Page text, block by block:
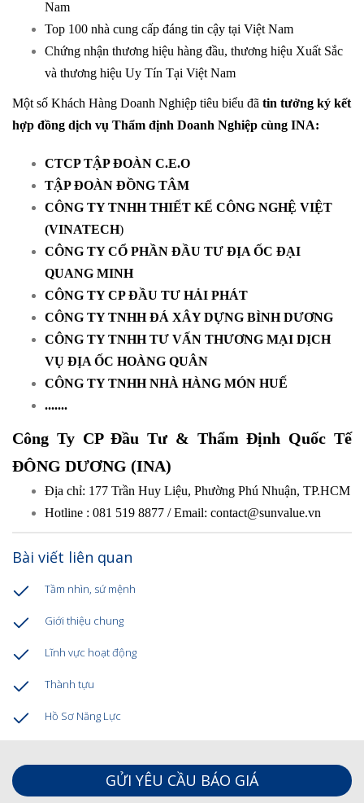
Nam
Top 100 nhà cung cấp đáng tin cậy tại Việt Nam
Chứng nhận thương hiệu hàng đầu, thương hiệu Xuất Sắc
và thương hiệu Uy Tín Tại Việt Nam
Một số Khách Hàng Doanh Nghiệp tiêu biểu đã tin tưởng ký kết
hợp đồng dịch vụ Thẩm định Doanh Nghiệp cùng INA:
CTCP TẬP ĐOÀN C.E.O
TẬP ĐOÀN ĐỒNG TÂM
CÔNG TY TNHH THIẾT KẾ CÔNG NGHỆ VIỆT
(VINATECH)
CÔNG TY CỔ PHẦN ĐẦU TƯ ĐỊA ỐC ĐẠI
QUANG MINH
CÔNG TY CP ĐẦU TƯ HẢI PHÁT
CÔNG TY TNHH ĐÁ XÂY DỰNG BÌNH DƯƠNG
CÔNG TY TNHH TƯ VẤN THƯƠNG MẠI DỊCH
VỤ ĐỊA ỐC HOÀNG QUÂN
CÔNG TY TNHH NHÀ HÀNG MÓN HUẾ
.......
Công Ty CP Đầu Tư & Thẩm Định Quốc Tế
ĐÔNG DƯƠNG (INA)
Địa chỉ: 177 Trần Huy Liệu, Phường Phú Nhuận, TP.HCM
Hotline : 081 519 8877 / Email: contact@sunvalue.vn
Bài viết liên quan
Tầm nhìn, sứ mệnh
Giới thiệu chung
Lĩnh vực hoạt động
Thành tựu
Hồ Sơ Năng Lực
GỬI YÊU CẦU BÁO GIÁ